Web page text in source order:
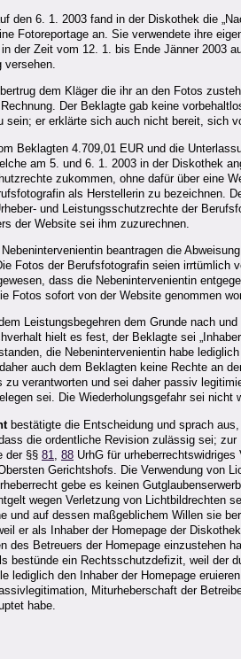
den 6. 1. 2003 fand in der Diskothek die
Fotoreportage an. Sie verwendete ihre
der Zeit vom 12. 1. bis Ende Jänner 2003
versehen.
dem Kläger die ihr an den Fotos
Der Beklagte gab keine
sein; er erklärte sich auch nicht bereit, sich
Beklagten 4.709,01 EUR und die
am 5. und 6. 1. 2003 in der Diskothek
zukommen, ohne dafür über eine
als Herstellerin zu bezeichnen.
und Leistungsschutzrechte der
der Website sei ihm zuzurechnen.
beantragen die
Fotos der Berufsfotografin seien irrtümlich
dass die Nebenintervenientin
Fotos sofort von der Website genommen
Leistungsbegehren dem Grunde nach
hielt es fest, der Beklagte sei
die Nebenintervenientin habe
auch dem Beklagten keine Rechte an
zu verantworten und sei daher passiv
sei. Die Wiederholungsgefahr sei nicht
bestätigte die Entscheidung und sprach
die ordentliche Revision zulässig sei;
der §§ 81 88 UrhG für
Gerichtshofs. Die Verwendung von
gebe es keinen
wegen Verletzung von Lichtbildrechten
und auf dessen maßgeblichem Willen sie
er als Inhaber der Homepage der
des Betreuers der Homepage einzustehen
bestünde ein Rechtsschutzdefizit, weil der
lediglich den Inhaber der Homepage
Miturheberschaft der
habe.